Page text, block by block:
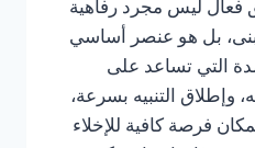
فعال ليس مجرد رفاهية
بل هو عنصر أساسي
التي تساعد على
وإطلاق التنبيه بسرعة،
فرصة كافية للإخلاء